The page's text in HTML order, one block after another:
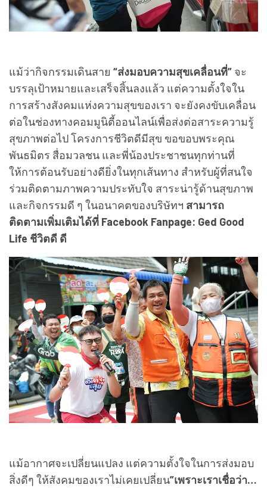
แม้ว่ากิจกรรมเดินสาย “ส่งมอบความสุขเคลื่อนที่” จะ
บรรลุเป้าหมายและเสร็จสิ้นลงแล้ว แต่ความตั้งใจใน
การสร้างสังคมแห่งความสุขของเรา จะยังคงขับเคลื่อน
ต่อในช่องทางคอมมูนิตี้ออนไลน์เพื่อส่งต่อสาระความรู้
สุขภาพต่อไป โครงการชีวิตดีมีสุข ขอขอบพระคุณ
พันธมิตร สื่อมวลชน และพี่น้องประชาชนทุกท่านที่
ให้การต้อนรับอย่างดียิ่งในทุกเส้นทาง สำหรับผู้ที่สนใจ
ร่วมติดตามภาพความประทับใจ สาระน่ารู้ด้านสุขภาพ
และกิจกรรมดี ๆ ในอนาคตของบริษัทฯ สามารถ
ติดตามเพิ่มเติมได้ที่ Facebook Fanpage: Ged Good
Life ชีวิตดี ดี
แม้อากาศจะเปลี่ยนแปลง แต่ความตั้งใจในการส่งมอบ
สิ่งดีๆ ให้สังคมของเราไม่เคยเปลี่ยน”เพราะเราเชื่อว่า…